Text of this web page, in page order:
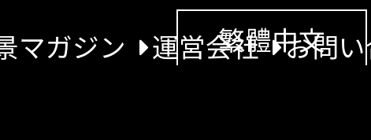
マガジン 運営会社 お問
繁體中文